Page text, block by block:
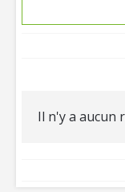
Il n'y a aucun